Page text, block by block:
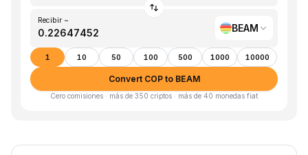
Recibir ~
BEAM
1 10 50 100 500 1000 10000
Convert COP to BEAM
Cero comisiones · más de 350 criptos · más de 40 monedas fiat